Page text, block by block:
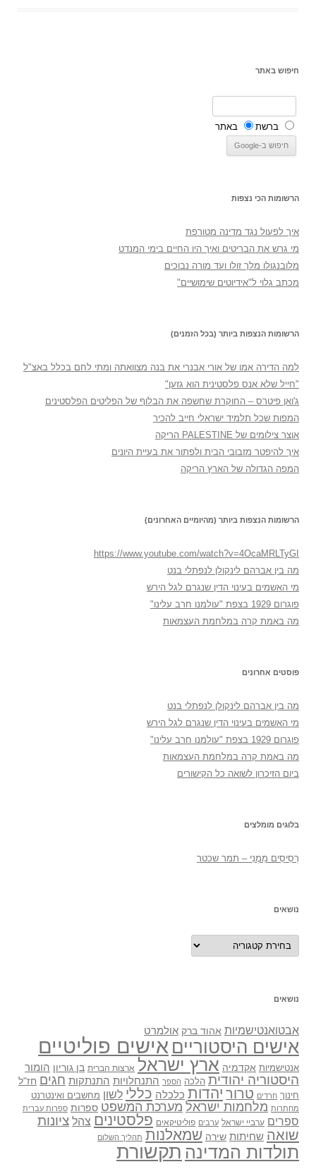
חיפוש באתר
ברשת באתר
הרשומות הכי נצפות
איך לפעול נגד מדינה מטורפת
מי גרש את הבריטים ואיך היו החיים בימי המנדט
מלובנגולו מלך זולו ועד מורה נבוכים
מכתב גלוי ל"אידיוטים שימושיים"
הרשומות הנצפות ביותר (בכל הזמנים)
למה הדירה אמו של אורי אבנרי את בנה מצוואתה ומתי לחם בכלל באצ"ל
"חייל שלא אנס פלסטינית הוא גזען"
ג'ואן פיטרס – החוקרת שחשפה את הבלוף של הפליטים הפלסטינים
המפות שכל תלמיד ישראלי חייב להכיר
אוצר צילומים של PALESTINE הריקה
איך להיפטר מזבובי הבית ולפתור את בעיית היונים
המפה הגדולה של הארץ הריקה
הרשומות הנצפות ביותר (מהיומיים האחרונים)
https://www.youtube.com/watch?v=4OcaMRLTyGI
מה בין אברהם לינקולן לנפתלי בנט
מי האשמים בעינוי הדין שנגרם לגל הירש
פוגרום 1929 בצפת "עולמנו חרב עלינו"
מה באמת קרה במלחמת העצמאות
פוסטים אחרונים
מה בין אברהם לינקולן לנפתלי בנט
מי האשמים בעינוי הדין שנגרם לגל הירש
פוגרום 1929 בצפת "עולמנו חרב עלינו"
מה באמת קרה במלחמת העצמאות
ביום הזיכרון לשואה כל הקישורים
בלוגים מומלצים
רְסִיסִים מִמֶנִי – תמר שכטר
נושאים
נושאים
נושאים
אבטואנטישמיות אהוד ברק אולמרט
אישים היסטוריים אישים פוליטיים
אנטישמיות אקדמיה ארץ ישראל ארצות הברית בן גוריון הומור
היסטוריה יהודית הלכה הספר התנחלויות התנתקות חגים חז"ל
חינוך חרדים טרור יהדות כלכלה כללי לשון מחשבים ואינטרנט
מחתרות מלחמות ישראל מערכת המשפט ספרות ספרות עברית
ספרים ערביי ישראל ערבים פוליטיקאים פלסטינים צהל ציונות
שואה שחיתות שירה שמאלנות תהליך השלום
תולדות המדינה תקשורת